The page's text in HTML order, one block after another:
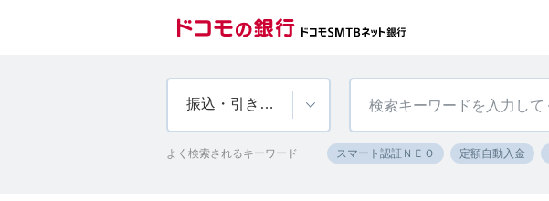
振込・引き落とし
よく検索されるキーワード スマート認証ＮＥＯ 定額自動入金